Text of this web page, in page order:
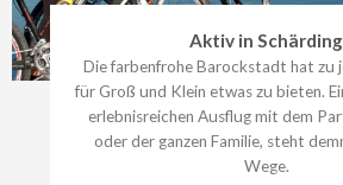
Aktiv in Schärding
Die farbenfrohe Barockstadt hat zu
für Groß und Klein etwas zu bieten.
erlebnisreichen Ausflug mit dem
oder der ganzen Familie, steht
Wege.